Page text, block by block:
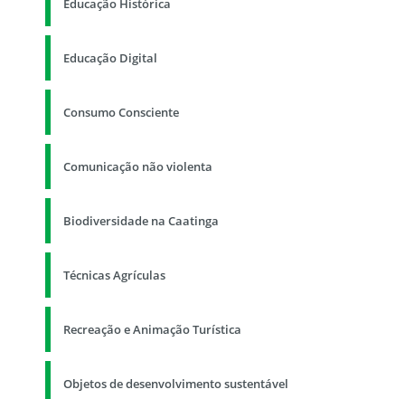
Educação Histórica
Educação Digital
Consumo Consciente
Comunicação não violenta
Biodiversidade na Caatinga
Técnicas Agrículas
Recreação e Animação Turística
Objetos de desenvolvimento sustentável